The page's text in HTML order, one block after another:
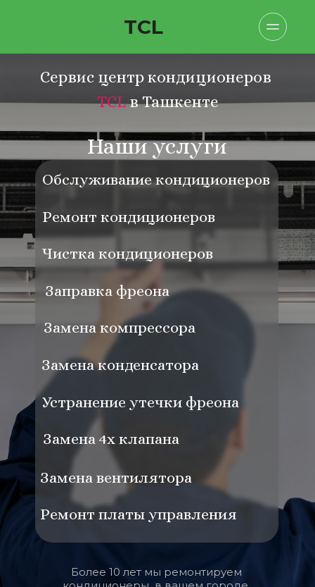
TCL
TCL в Ташкенте
Более 10 лет мы ремонтируем
Наши услуги
Обслуживание кондиционеров
Заправка фреона
Ремонт кондиционеров
Чистка кондиционеров
Замена компрессора
Устранение утечки фреона
Замена конденсатора
Замена 4х клапана
Замена вентилятора
Ремонт платы управления